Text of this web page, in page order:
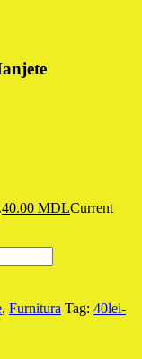
40.00 MDLCurrent
, Furnitura Tag: 40lei-